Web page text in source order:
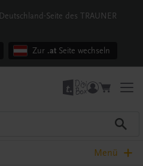
Seite des TRAUNER
Zur .at Seite wechseln
Menü